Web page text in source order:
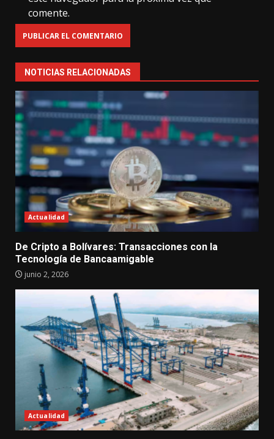
comente.
NOTICIAS RELACIONADAS
Actualidad
De Cripto a Bolívares: Transacciones con la
Tecnología de Bancaamigable
junio 2, 2026
Actualidad